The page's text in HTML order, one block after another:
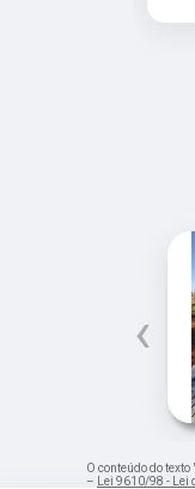
‹
O conteúdo do texto "
–
Lei 9610/98 -